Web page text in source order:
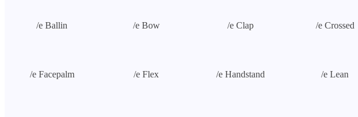
/e Ballin /e Bow /e Clap /e Crossed
/e Facepalm /e Flex /e Handstand /e Lean